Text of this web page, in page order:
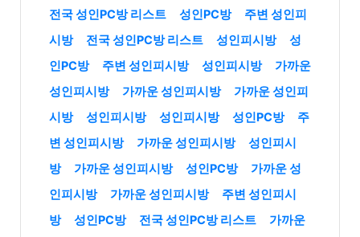
전국 성인PC방 리스트
성인PC방
주변 성인피
시방
전국 성인PC방 리스트 성인피시방
성
인PC방
주변 성인피시방 성인피시방
가까운
성인피시방
가까운 성인피시방
가까운 성인피
시방
성인피시방 성인피시방 성인PC방
주
변 성인피시방
가까운 성인피시방
성인피시
방
가까운 성인피시방 성인PC방
가까운 성
인피시방
가까운 성인피시방
주변 성인피시
방
성인PC방 전국 성인PC방 리스트
가까운